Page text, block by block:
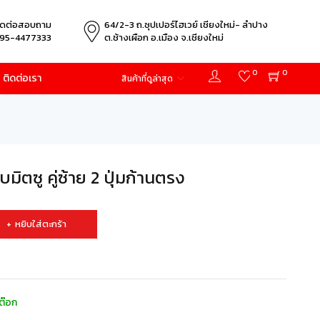
ต่อสอบถาม
4477333
64/2-3 ถ.ซุปเปอร์ไฮเวย์ เชียงใหม่- ลำปาง
ต.ช้างเผือก อ.เมือง จ.เชียงใหม่
ติดต่อเรา 0
0
สินค้าที่ดูล่าสุด
มิตซู คู่ซ้าย 2 ปุ่มก้านตรง
หยิบใส่ตะกร้า
อก